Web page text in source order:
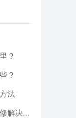
？
？
法
解决方